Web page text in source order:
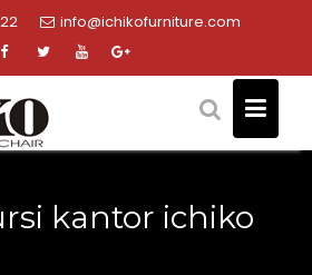
info@ichikofurniture.com
kantor ichiko